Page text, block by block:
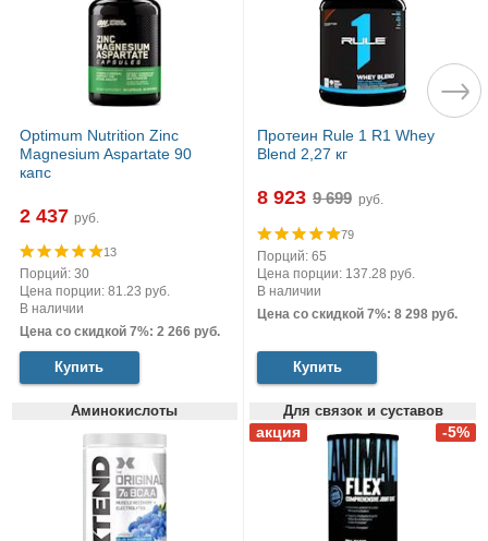
Optimum Nutrition Zinc
Magnesium Aspartate 90
капс
2 437 руб.
13
Порций: 30
Цена порции: 81.23 руб.
В наличии
Цена со скидкой 7%: 2 266 руб.
Купить
Протеин Rule 1 R1 Whey
Blend 2,27 кг
8 923 руб.
79
Порций: 65
Цена порции: 137.28 руб.
В наличии
Цена со скидкой 7%: 8 298 руб.
Купить
Аминокислоты Для связок и суставов